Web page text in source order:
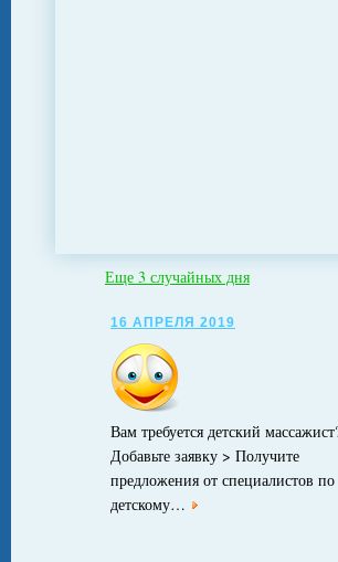
Еще 3 случайных дня
16 АПРЕЛЯ 2019
Вам требуется детский
Добавьте заявку > Получите
предложения от специалистов по
детскому…